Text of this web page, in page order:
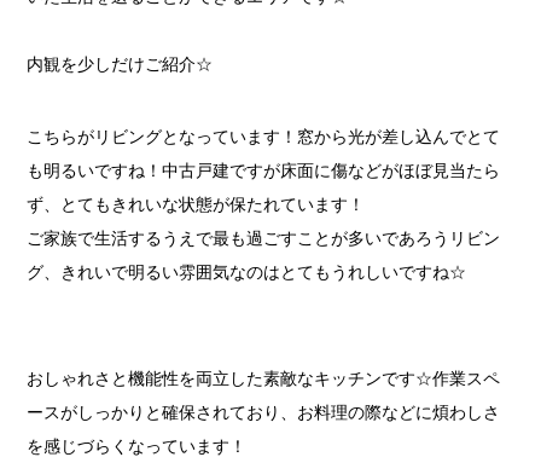
内観を少しだけご紹介☆
こちらがリビングとなっています！窓から光が差し込んでとて
も明るいですね！中古戸建ですが床面に傷などがほぼ見当たら
ず、とてもきれいな状態が保たれています！
ご家族で生活するうえで最も過ごすことが多いであろうリビン
グ、きれいで明るい雰囲気なのはとてもうれしいですね☆
おしゃれさと機能性を両立した素敵なキッチンです☆作業スペ
ースがしっかりと確保されており、お料理の際などに煩わしさ
を感じづらくなっています！